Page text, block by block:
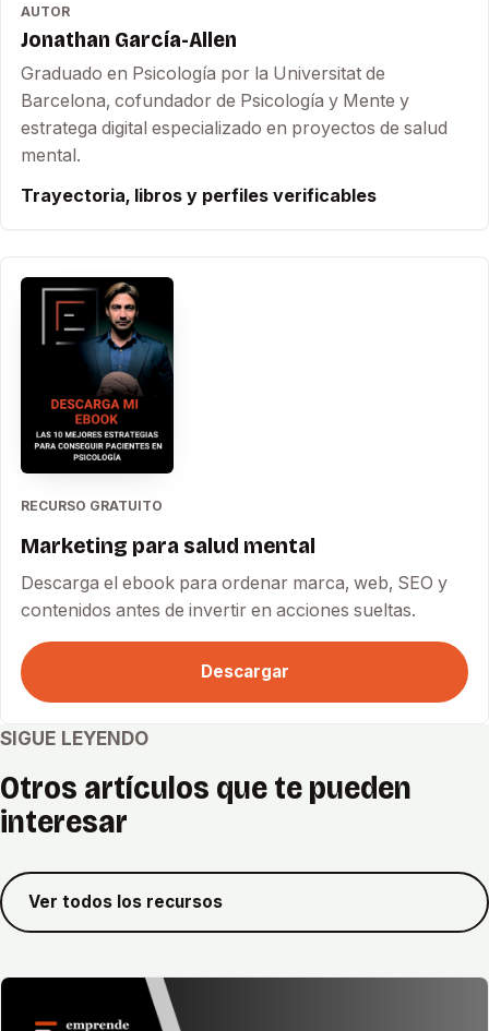
AUTOR
Jonathan García-Allen
Graduado en Psicología por la Universitat de
Barcelona, cofundador de Psicología y Mente y
estratega digital especializado en proyectos de salud
mental.
Trayectoria, libros y perfiles verificables
RECURSO GRATUITO
Marketing para salud mental
Descarga el ebook para ordenar marca, web, SEO y
contenidos antes de invertir en acciones sueltas.
Descargar
SIGUE LEYENDO
Otros artículos que te pueden
interesar
Ver todos los recursos